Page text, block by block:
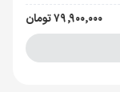
۷۹٬۹۰۰٬۰۰۰ تومان